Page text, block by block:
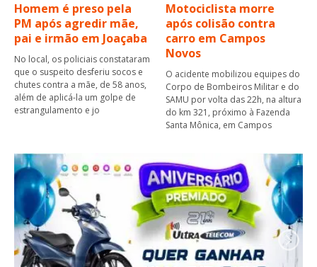
Homem é preso pela
PM após agredir mãe,
pai e irmão em Joaçaba
No local, os policiais constataram
que o suspeito desferiu socos e
chutes contra a mãe, de 58 anos,
além de aplicá-la um golpe de
estrangulamento e jo
Motociclista morre
após colisão contra
carro em Campos
Novos
O acidente mobilizou equipes do
Corpo de Bombeiros Militar e do
SAMU por volta das 22h, na altura
do km 321, próximo à Fazenda
Santa Mônica, em Campos